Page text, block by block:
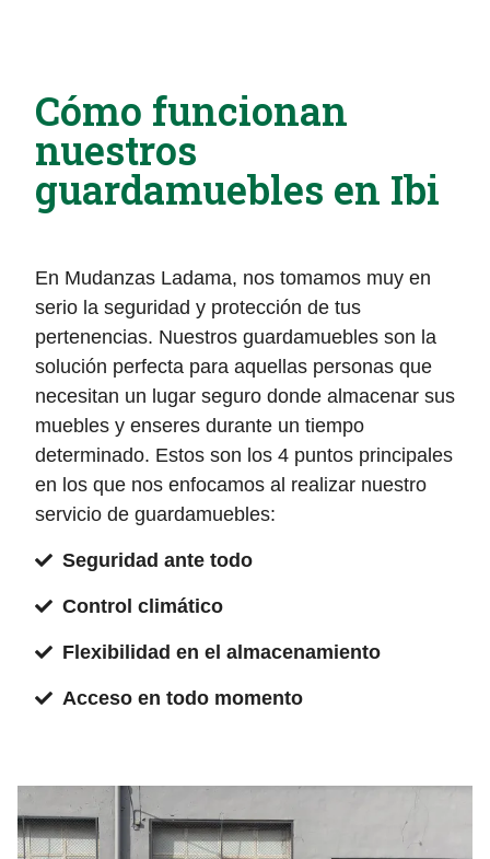
Cómo funcionan
nuestros
guardamuebles en Ibi
En Mudanzas Ladama, nos tomamos muy en
serio la seguridad y protección de tus
pertenencias. Nuestros guardamuebles son la
solución perfecta para aquellas personas que
necesitan un lugar seguro donde almacenar sus
muebles y enseres durante un tiempo
determinado. Estos son los 4 puntos principales
en los que nos enfocamos al realizar nuestro
servicio de guardamuebles:
Seguridad ante todo
Control climático
Flexibilidad en el almacenamiento
Acceso en todo momento